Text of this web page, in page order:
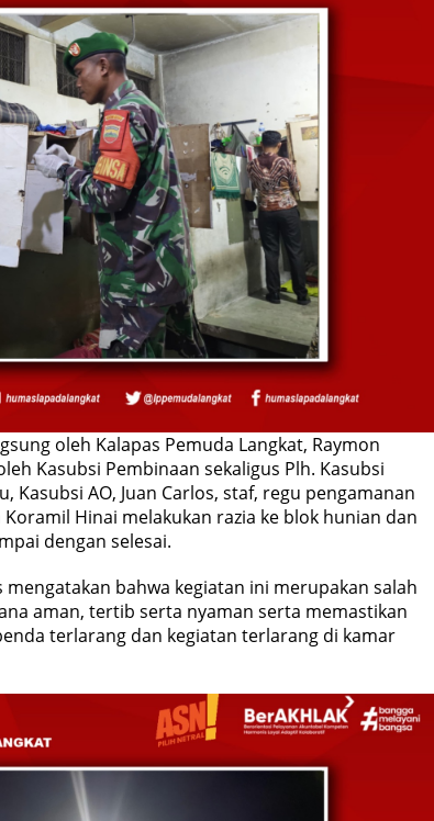
oleh Kalapas Pemuda Langkat, Raymon
Kasubsi Pembinaan sekaligus Plh. Kasubsi
Kasubsi AO, Juan Carlos, staf, regu pengamanan
Hinai melakukan razia ke blok hunian dan
dengan selesai.
mengatakan bahwa kegiatan ini merupakan salah
aman, tertib serta nyaman serta memastikan
terlarang dan kegiatan terlarang di kamar